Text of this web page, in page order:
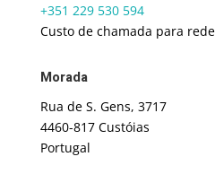
+351 229 530 594
Custo de chamada para
Morada
Rua de S. Gens, 3717
4460-817 Custóias
Portugal